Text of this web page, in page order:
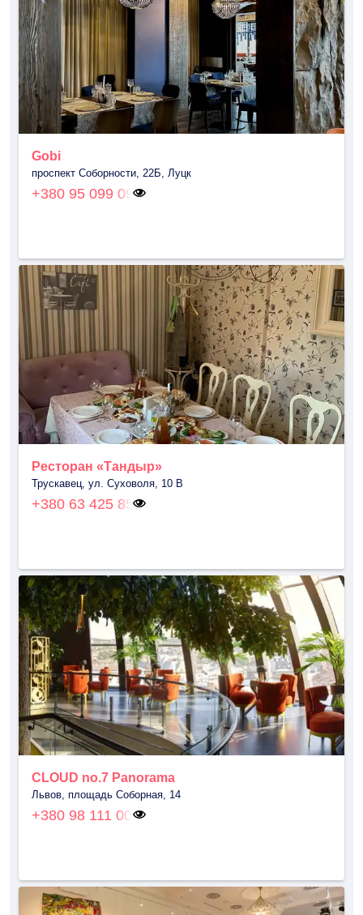
Gobi
проспект Соборности, 22Б, Луцк
+380 95 099 09
Ресторан «Тандыр»
Трускавец, ул. Суховоля, 10 В
+380 63 425 85
CLOUD no.7 Panorama
Львов, площадь Соборная, 14
+380 98 111 00